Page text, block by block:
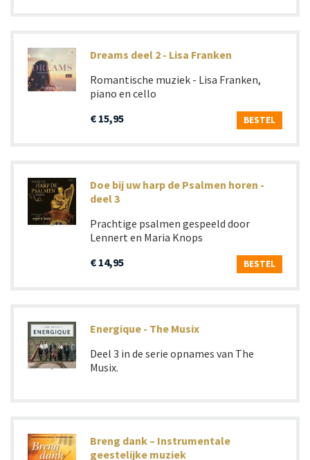
Dreams deel 2 - Lisa Franken
Romantische muziek - Lisa Franken,
piano en cello
€ 15,95
BESTEL
Doe bij uw harp de Psalmen horen -
deel 3
Prachtige psalmen gespeeld door
Lennert en Maria Knops
€ 14,95
BESTEL
Energique - The Musix
Deel 3 in de serie opnames van The
Musix.
Breng dank – Instrumentale
geestelijke muziek